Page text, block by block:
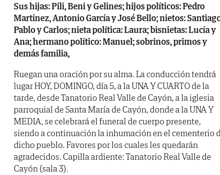
Sus hijas: Pili, Beni y Gelines; hijos políticos: Pedro
Martínez, Antonio García y José Bello; nietos:
Pablo y Carlos; nieta política: Laura; bisnietas: Lucía y
Ana; hermano político: Manuel; sobrinos, primos y
demás familia,
Ruegan una oración por su alma. La conducción tendrá
lugar HOY, DOMINGO, día 5, a la UNA Y CUARTO de la
tarde, desde Tanatorio Real Valle de Cayón, a la iglesia
parroquial de Santa María de Cayón, donde a la UNA Y
MEDIA, se celebrará el funeral de cuerpo presente,
siendo a continuación la inhumación en el cementerio
dicho pueblo. Favores por los cuales les quedarán
agradecidos. Capilla ardiente: Tanatorio Real Valle de
Cayón (sala 3).